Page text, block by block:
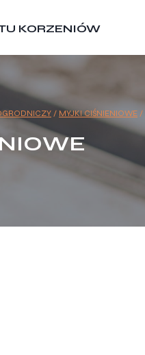
KORZENIÓW
/ MYJKI CIŚNIENIOWE /